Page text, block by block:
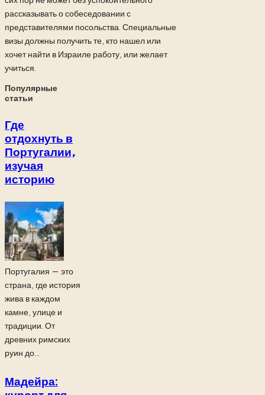
рассказывать о собеседовании с
представителями посольства. Специальные
визы должны получить те, кто нашел или
хочет найти в Израиле работу, или желает
учиться.
Популярные
статьи
Где
отдохнуть в
Португалии,
изучая
историю
Португалия — это
страна, где история
жива в каждом
камне, улице и
традиции. От
древних римских
руин до...
Мадейра: